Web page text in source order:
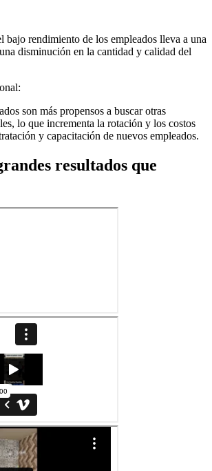
rendimiento de los empleados lleva a una
disminución en la cantidad y calidad del
son más propensos a buscar otras
lo que incrementa la rotación y los costos
y capacitación de nuevos empleados.
resultados que